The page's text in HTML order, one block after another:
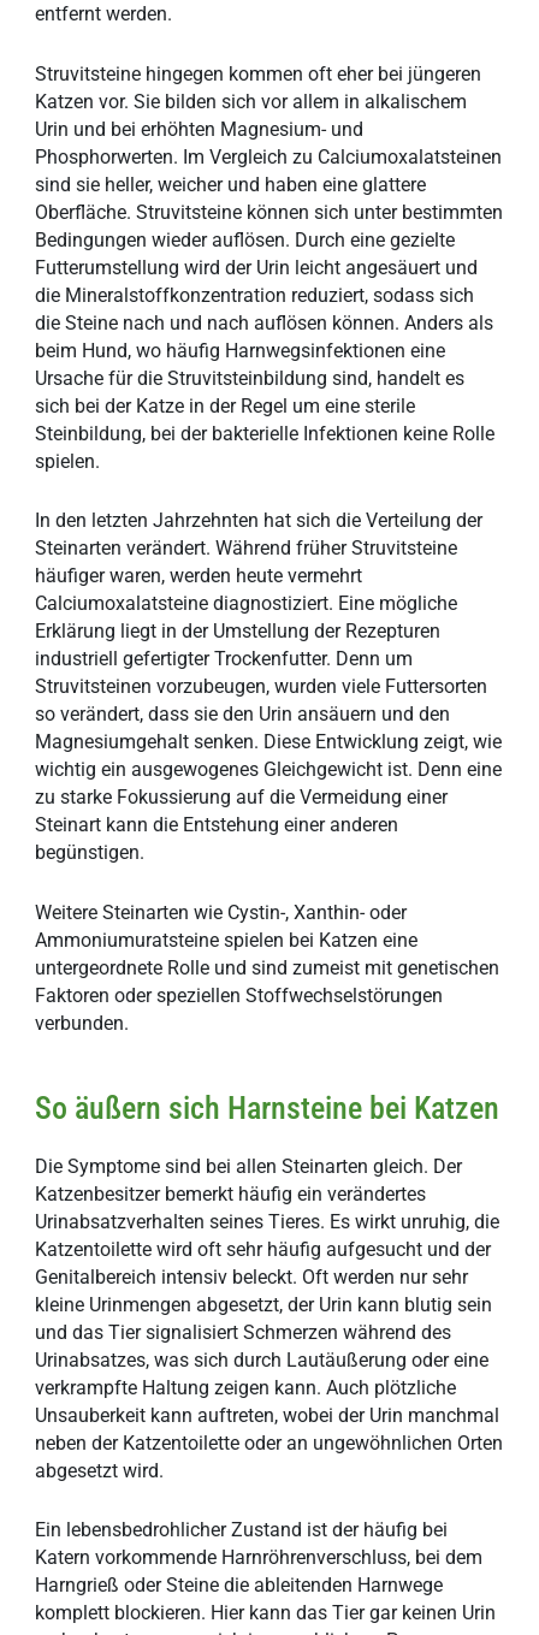
entfernt werden.
Struvitsteine hingegen kommen oft eher bei jüngeren
Katzen vor. Sie bilden sich vor allem in alkalischem
Urin und bei erhöhten Magnesium- und
Phosphorwerten. Im Vergleich zu Calciumoxalatsteinen
sind sie heller, weicher und haben eine glattere
Oberfläche. Struvitsteine können sich unter bestimmten
Bedingungen wieder auflösen. Durch eine gezielte
Futterumstellung wird der Urin leicht angesäuert und
die Mineralstoffkonzentration reduziert, sodass sich
die Steine nach und nach auflösen können. Anders als
beim Hund, wo häufig Harnwegsinfektionen eine
Ursache für die Struvitsteinbildung sind, handelt es
sich bei der Katze in der Regel um eine sterile
Steinbildung, bei der bakterielle Infektionen keine Rolle
spielen.
In den letzten Jahrzehnten hat sich die Verteilung der
Steinarten verändert. Während früher Struvitsteine
häufiger waren, werden heute vermehrt
Calciumoxalatsteine diagnostiziert. Eine mögliche
Erklärung liegt in der Umstellung der Rezepturen
industriell gefertigter Trockenfutter. Denn um
Struvitsteinen vorzubeugen, wurden viele Futtersorten
so verändert, dass sie den Urin ansäuern und den
Magnesiumgehalt senken. Diese Entwicklung zeigt, wie
wichtig ein ausgewogenes Gleichgewicht ist. Denn eine
zu starke Fokussierung auf die Vermeidung einer
Steinart kann die Entstehung einer anderen
begünstigen.
Weitere Steinarten wie Cystin-, Xanthin- oder
Ammoniumuratsteine spielen bei Katzen eine
untergeordnete Rolle und sind zumeist mit genetischen
Faktoren oder speziellen Stoffwechselstörungen
verbunden.
So äußern sich Harnsteine bei Katzen
Die Symptome sind bei allen Steinarten gleich. Der
Katzenbesitzer bemerkt häufig ein verändertes
Urinabsatzverhalten seines Tieres. Es wirkt unruhig, die
Katzentoilette wird oft sehr häufig aufgesucht und der
Genitalbereich intensiv beleckt. Oft werden nur sehr
kleine Urinmengen abgesetzt, der Urin kann blutig sein
und das Tier signalisiert Schmerzen während des
Urinabsatzes, was sich durch Lautäußerung oder eine
verkrampfte Haltung zeigen kann. Auch plötzliche
Unsauberkeit kann auftreten, wobei der Urin manchmal
neben der Katzentoilette oder an ungewöhnlichen Orten
abgesetzt wird.
Ein lebensbedrohlicher Zustand ist der häufig bei
Katern vorkommende Harnröhrenverschluss, bei dem
Harngrieß oder Steine die ableitenden Harnwege
komplett blockieren. Hier kann das Tier gar keinen Urin